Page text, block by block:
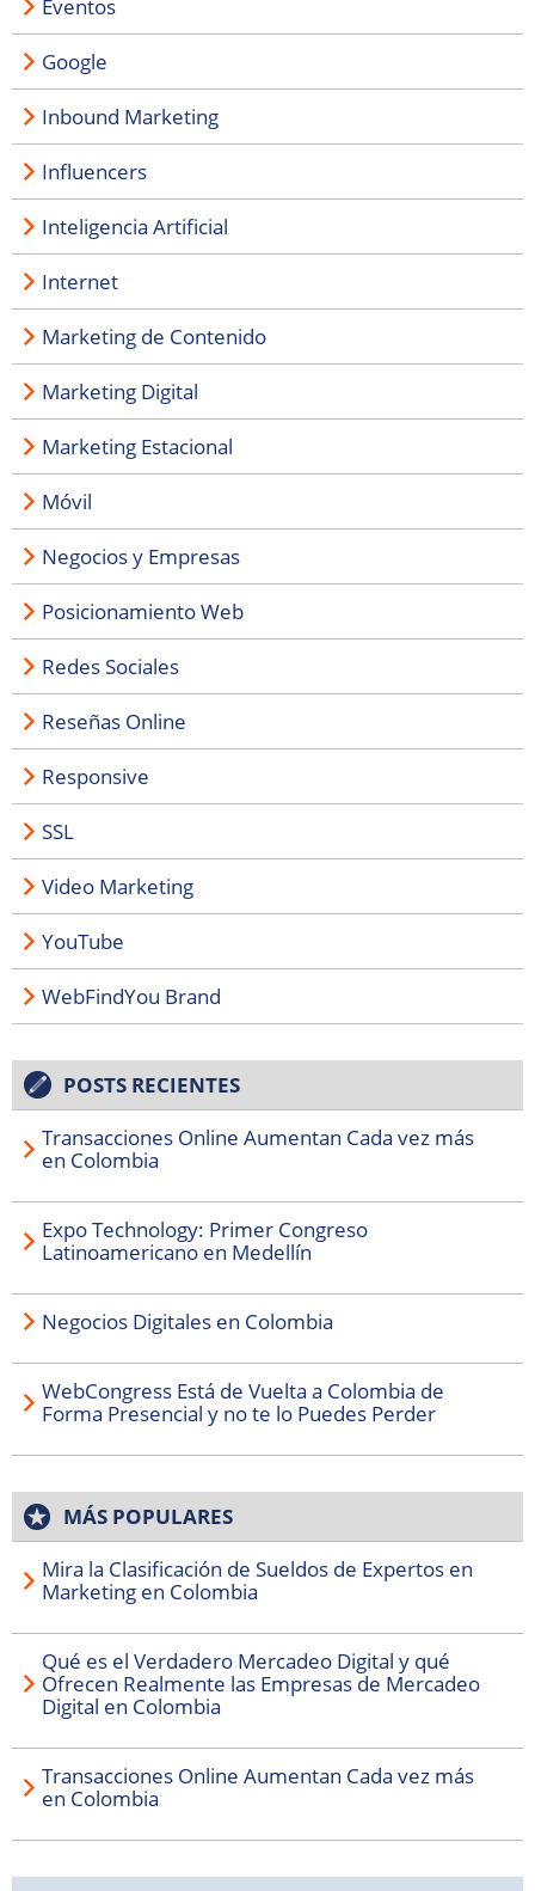
Eventos
Google
Inbound Marketing
Influencers
Inteligencia Artificial
Internet
Marketing de Contenido
Marketing Digital
Marketing Estacional
Móvil
Negocios y Empresas
Posicionamiento Web
Redes Sociales
Reseñas Online
Responsive
SSL
Video Marketing
YouTube
WebFindYou Brand
POSTS RECIENTES
Transacciones Online Aumentan Cada vez más
en Colombia
Expo Technology: Primer Congreso
Latinoamericano en Medellín
Negocios Digitales en Colombia
WebCongress Está de Vuelta a Colombia de
Forma Presencial y no te lo Puedes Perder
MÁS POPULARES
Mira la Clasificación de Sueldos de Expertos en
Marketing en Colombia
Qué es el Verdadero Mercadeo Digital y qué
Ofrecen Realmente las Empresas de Mercadeo
Digital en Colombia
Transacciones Online Aumentan Cada vez más
en Colombia